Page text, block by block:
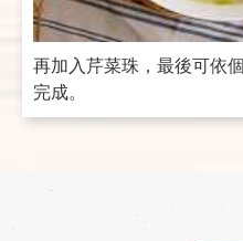
再加入芹菜珠，最後可依
完成。